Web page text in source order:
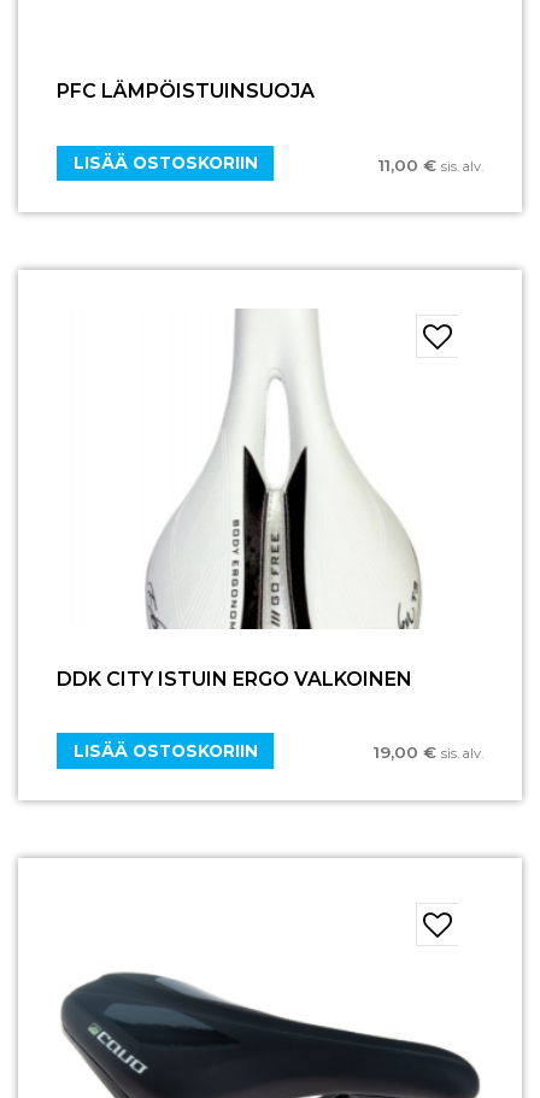
PFC LÄMPÖISTUINSUOJA
11,00 € sis. alv.
LISÄÄ OSTOSKORIIN
DDK CITY ISTUIN ERGO VALKOINEN
19,00 € sis. alv.
LISÄÄ OSTOSKORIIN